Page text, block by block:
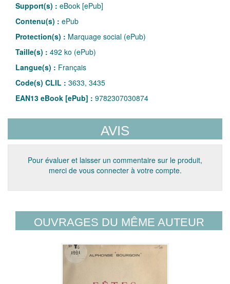
Support(s) : eBook [ePub]
Contenu(s) : ePub
Protection(s) : Marquage social (ePub)
Taille(s) : 492 ko (ePub)
Langue(s) : Français
Code(s) CLIL : 3633, 3435
EAN13 eBook [ePub] : 9782307030874
AVIS
Pour évaluer et laisser un commentaire sur le produit,
merci de vous connecter à votre compte.
OUVRAGES DU MÊME AUTEUR